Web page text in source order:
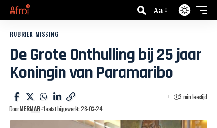
Aa
RUBRIEK MISSING
De Grote Onthulling bij 25 jaar
Koningin van Paramaribo
DoorMERMAR Laatst bijgewerkt: 28-03-24
3 min leestijd